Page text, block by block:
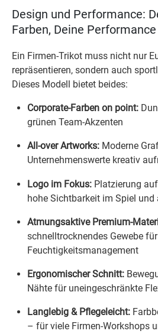
Design und Performance:
Farben, Deine Performance
Ein Firmen-Trikot muss nicht nur
repräsentieren, sondern auch
Dieses Modell bietet beides:
Corporate-Farben on point:
grünen Team-Akzenten
All-over Artworks: Moderne
Unternehmenswerte kreativ
Logo im Fokus: Platzierung
hohe Sichtbarkeit im Spiel und
Atmungsaktive Premium-
schnelltrocknendes Gewebe
Feuchtigkeitsmanagement
Ergonomischer Schnitt:
Nähte für uneingeschränkte
Langlebig & Pflegeleicht:
– für viele Firmen-Workshops